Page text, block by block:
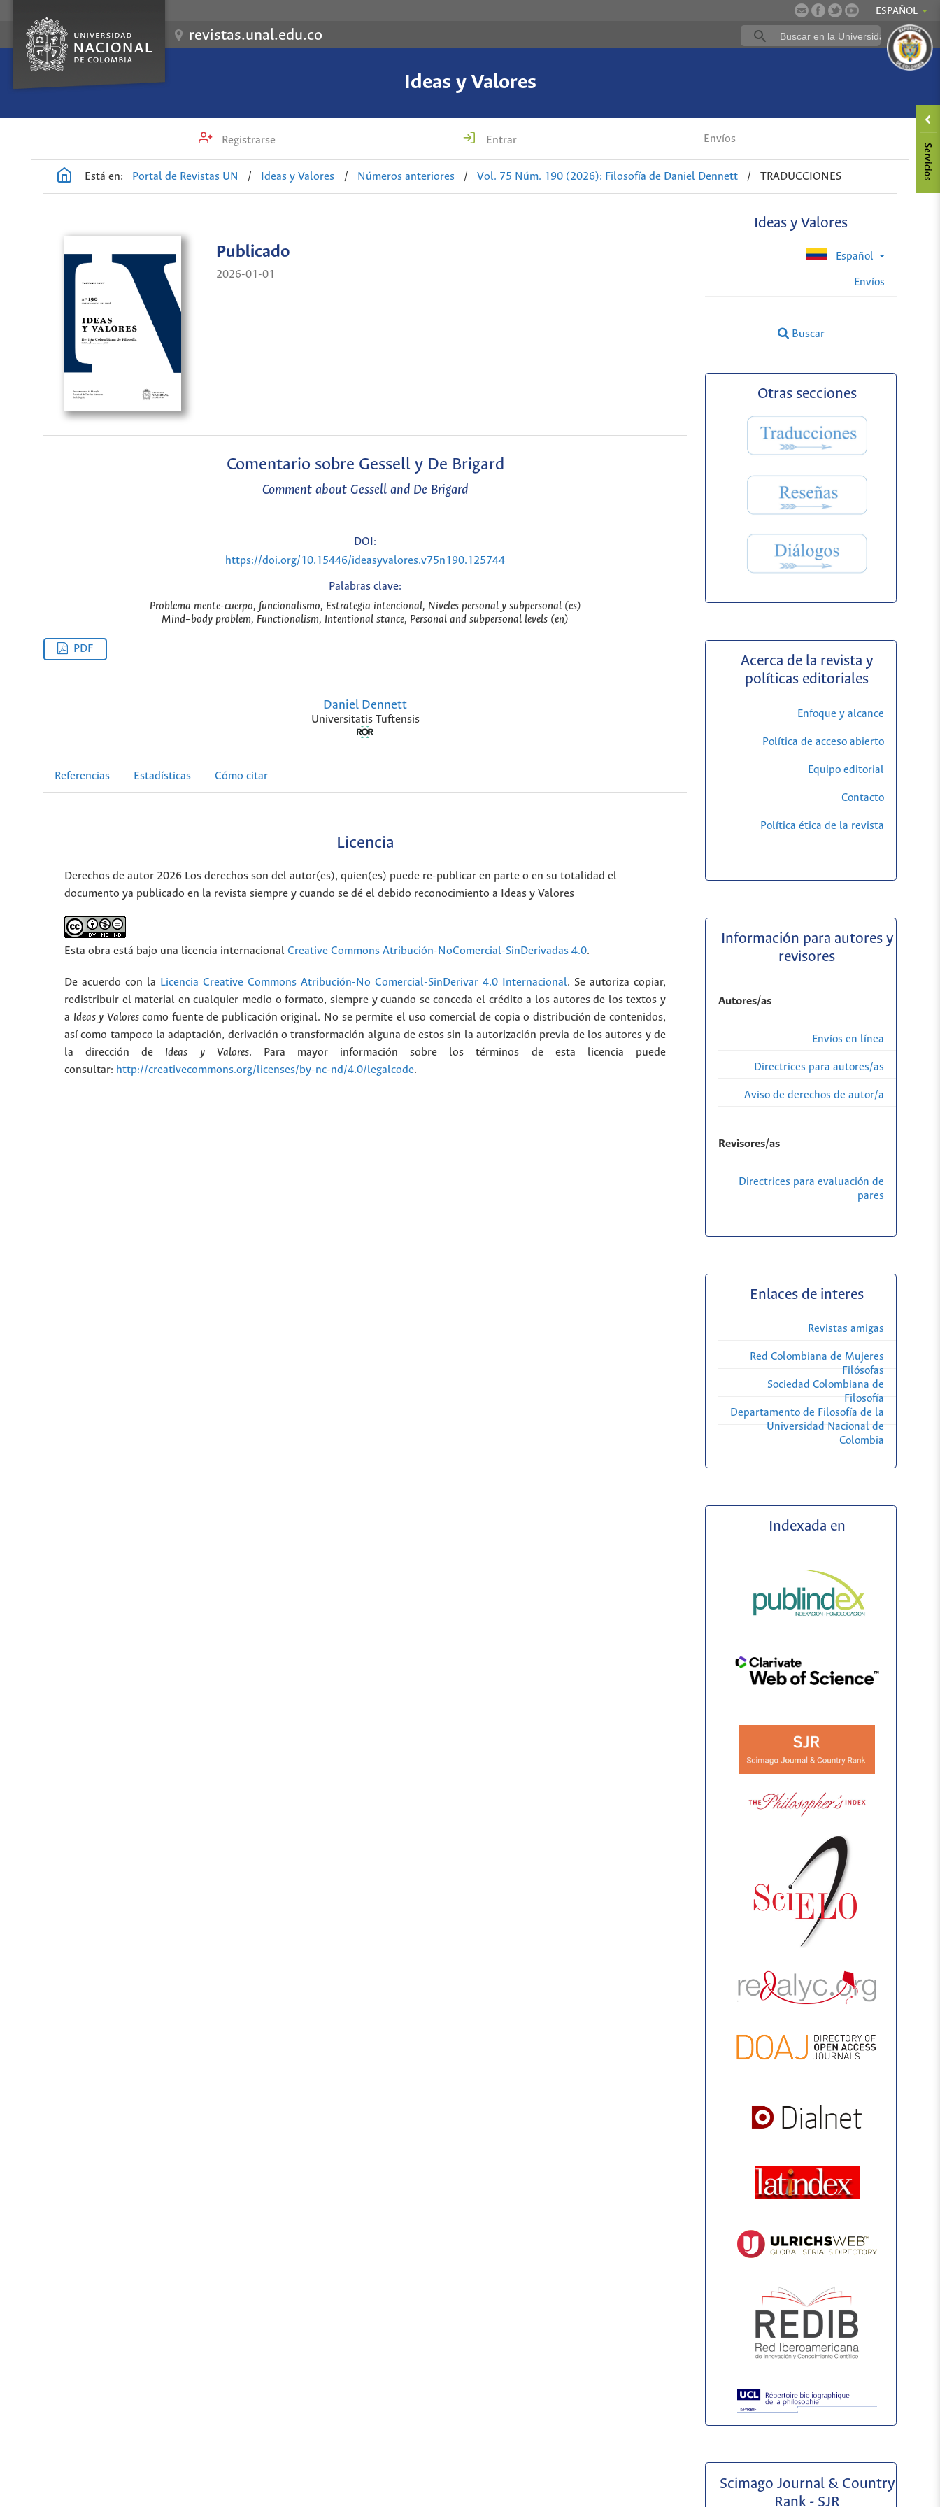
ESPAÑOL
revistas.unal.edu.co
Ideas y Valores
Registrarse Entrar Envíos
Está en: Portal de Revistas UN / Ideas y Valores / Números anteriores / Vol. 75 Núm. 190 (2026): Filosofía de Daniel Dennett / TRADUCCIONES
Ideas y Valores
Español
Envíos
Buscar
Publicado
2026-01-01
Comentario sobre Gessell y De Brigard
Comment about Gessell and De Brigard
DOI:
https://doi.org/10.15446/ideasyvalores.v75n190.125744
Palabras clave:
Problema mente-cuerpo, funcionalismo, Estrategia intencional, Niveles personal y subpersonal (es)
Mind–body problem, Functionalism, Intentional stance, Personal and subpersonal levels (en)
PDF
Daniel Dennett
Universitatis Tuftensis
Referencias Estadísticas Cómo citar
Licencia
Derechos de autor 2026 Los derechos son del autor(es), quien(es) puede re-publicar en parte o en su totalidad el
documento ya publicado en la revista siempre y cuando se dé el debido reconocimiento a Ideas y Valores
Esta obra está bajo una licencia internacional Creative Commons Atribución-NoComercial-SinDerivadas 4.0.
De acuerdo con la Licencia Creative Commons Atribución-No Comercial-SinDerivar 4.0 Internacional. Se autoriza copiar,
redistribuir el material en cualquier medio o formato, siempre y cuando se conceda el crédito a los autores de los textos y
a Ideas y Valorescomo fuente de publicación original. No se permite el uso comercial de copia o distribución de contenidos,
así como tampoco la adaptación, derivación o transformación alguna de estos sin la autorización previa de los autores y de
la dirección de Ideas y Valores. Para mayor información sobre los términos de esta licencia puede
consultar: http://creativecommons.org/licenses/by-nc-nd/4.0/legalcode.
Otras secciones
Acerca de la revista y
políticas editoriales
Enfoque y alcance
Política de acceso abierto
Equipo editorial
Contacto
Política ética de la revista
Información para autores y
revisores
Autores/as
Envíos en línea
Directrices para autores/as
Aviso de derechos de autor/a
Revisores/as
Directrices para evaluación de
pares
Enlaces de interes
Revistas amigas
Red Colombiana de Mujeres
Filósofas
Sociedad Colombiana de
Filosofía
Departamento de Filosofía de la
Universidad Nacional de
Colombia
Indexada en
Scimago Journal & Country
Rank - SJR